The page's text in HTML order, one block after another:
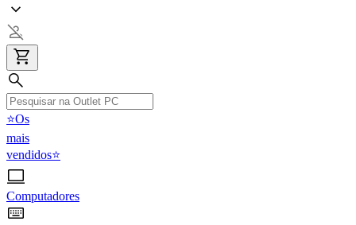
⭐Os
mais
vendidos⭐
Computadores